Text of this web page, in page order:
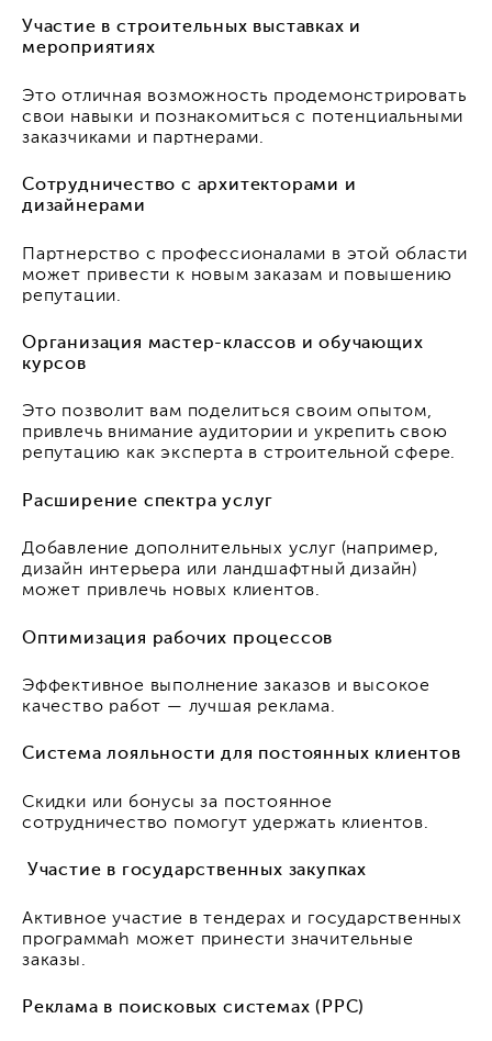
Участие в строительных выставках и
мероприятиях
Это отличная возможность продемонстрировать
свои навыки и познакомиться с потенциальными
заказчиками и партнерами.
Сотрудничество с архитекторами и
дизайнерами
Партнерство с профессионалами в этой области
может привести к новым заказам и повышению
репутации.
Организация мастер-классов и обучающих
курсов
Это позволит вам поделиться своим опытом,
привлечь внимание аудитории и укрепить свою
репутацию как эксперта в строительной сфере.
Расширение спектра услуг
Добавление дополнительных услуг (например,
дизайн интерьера или ландшафтный дизайн)
может привлечь новых клиентов.
Оптимизация рабочих процессов
Эффективное выполнение заказов и высокое
качество работ — лучшая реклама.
Система лояльности для постоянных клиентов
Скидки или бонусы за постоянное
сотрудничество помогут удержать клиентов.
Участие в государственных закупках
Активное участие в тендерах и государственных
программah может принести значительные
заказы.
Реклама в поисковых системах (PPC)